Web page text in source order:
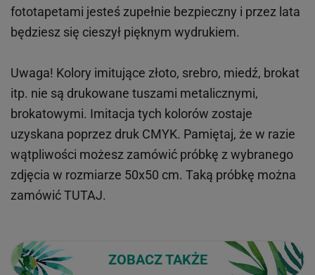
fototapetami jesteś zupełnie bezpieczny i przez lata
będziesz się cieszył pięknym wydrukiem.
Uwaga! Kolory imitujące złoto, srebro, miedź, brokat
itp. nie są drukowane tuszami metalicznymi,
brokatowymi. Imitacja tych kolorów zostaje
uzyskana poprzez druk CMYK. Pamiętaj, że w razie
wątpliwości możesz zamówić próbkę z wybranego
zdjęcia w rozmiarze 50x50 cm. Taką próbkę można
zamówićTUTAJ.
ZOBACZ TAKŻE